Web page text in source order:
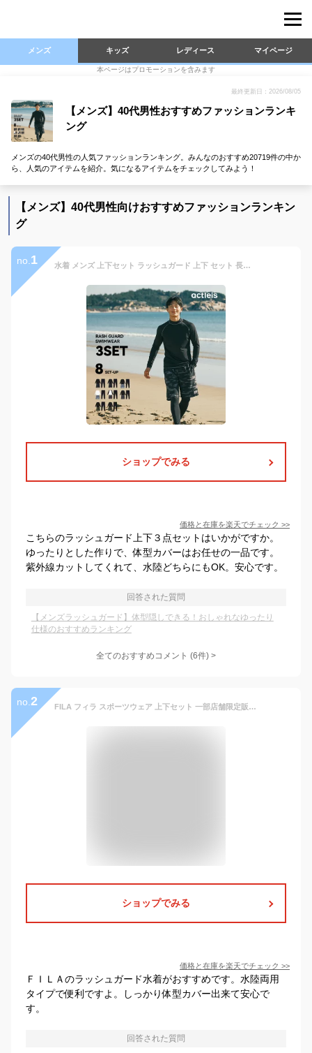
メンズ キッズ レディース マイページ
本ページはプロモーションを含みます
最終更新日：2026/08/05
【メンズ】40代男性おすすめファッションランキ
ング
メンズの40代男性の人気ファッションランキング。みんなのおすすめ20719件の中か
ら、人気のアイテムを紹介。気になるアイテムをチェックしてみよう！
【メンズ】40代男性向けおすすめファッションランキン
グ
no. 1 水着 メンズ 上下セット ラッシュガード 上下 セット 長袖 3点セット uvカット uv upf50+ シャツ tシャツ レギンス 大きいサイズ 紫外線対策 体型カバー サーフィン シュノーケリング 夏プール 海 海水浴 サウナ
ショップでみる
価格と在庫を楽天でチェック >>
こちらのラッシュガード上下３点セットはいかがですか。
ゆったりとした作りで、体型カバーはお任せの一品です。
紫外線カットしてくれて、水陸どちらにもOK。安心です。
回答された質問
【メンズラッシュガード】体型隠しできる！おしゃれなゆったり
仕様のおすすめランキング
全てのおすすめコメント (6件) >
no. 2 FILA フィラ スポーツウェア 上下セット 一部店舗限定販売 オリジナル ラッシュガード付き メンズ フィットネス水着 水着 3点セット 10分丈 レギンス 大きいサイズ サーフパンツ 長袖 コンプレッション M L LL 3L 420919A 送料無料 着後レビューでクーポンGET
ショップでみる
価格と在庫を楽天でチェック >>
ＦＩＬＡのラッシュガード水着がおすすめです。水陸両用
タイプで便利ですよ。しっかり体型カバー出来て安心で
す。
回答された質問